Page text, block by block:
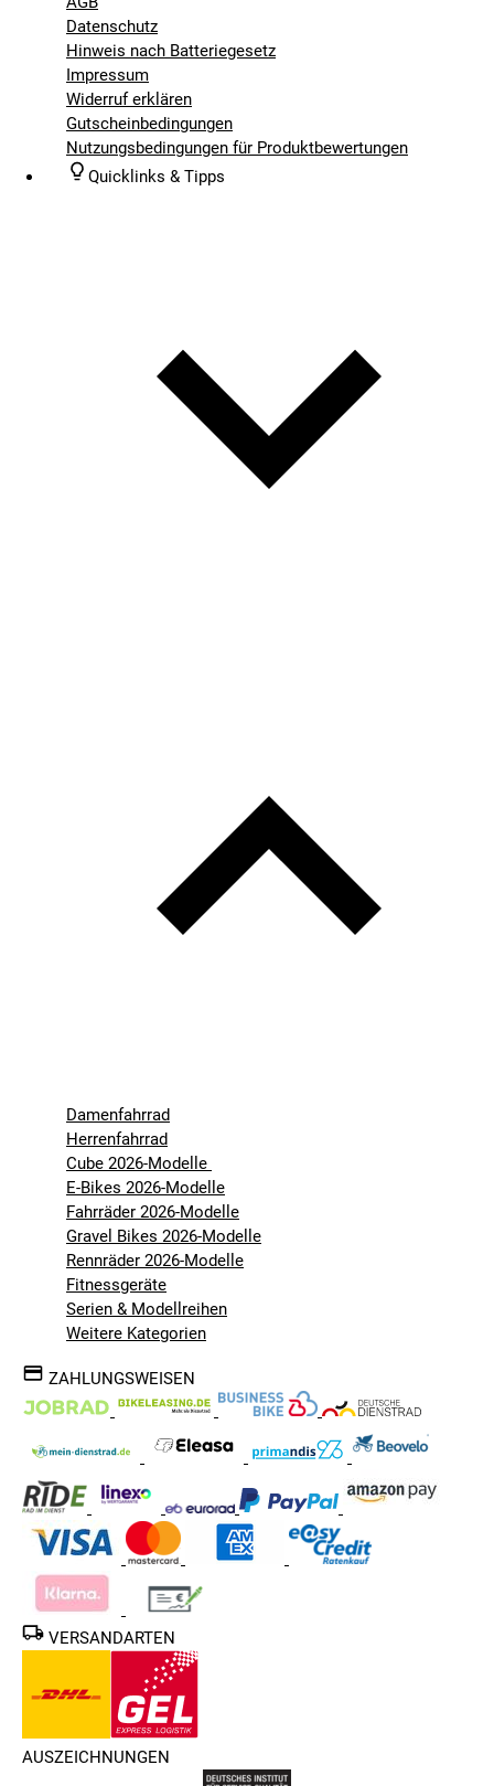
Datenschutz
Hinweis nach Batteriegesetz
Impressum
Widerruf erklären
Gutscheinbedingungen
Nutzungsbedingungen für Produktbewertungen
Quicklinks & Tipps
Damenfahrrad
Herrenfahrrad
Cube 2026-Modelle
E-Bikes 2026-Modelle
Fahrräder 2026-Modelle
Gravel Bikes 2026-Modelle
Rennräder 2026-Modelle
Fitnessgeräte
Serien & Modellreihen
Weitere Kategorien
ZAHLUNGSWEISEN
VERSANDARTEN
AUSZEICHNUNGEN